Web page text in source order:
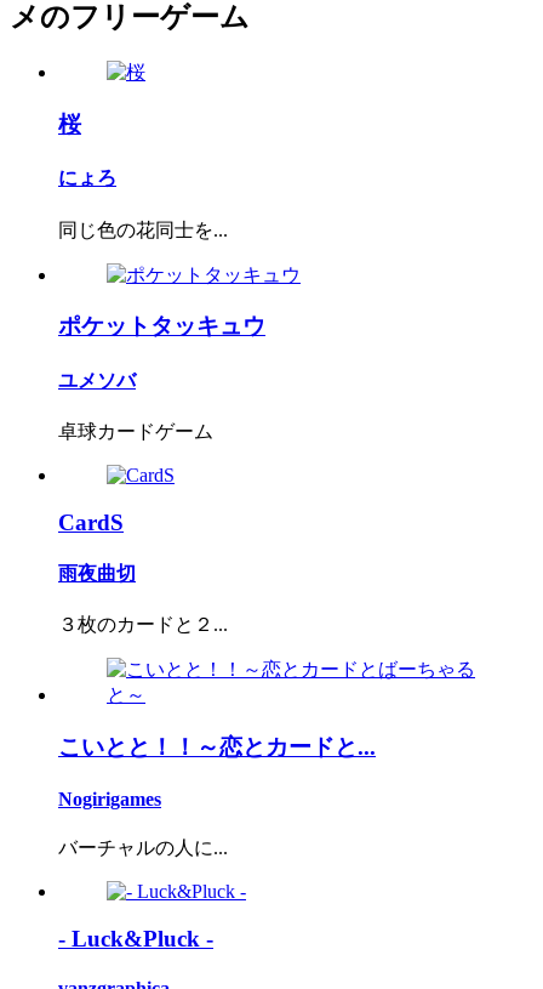
メのフリーゲーム
桜
にょろ
同じ色の花同士を...
ポケットタッキュウ
ユメソバ
卓球カードゲーム
CardS
雨夜曲切
３枚のカードと２...
こいとと！！～恋とカードと...
Nogirigames
バーチャルの人に...
- Luck&Pluck -